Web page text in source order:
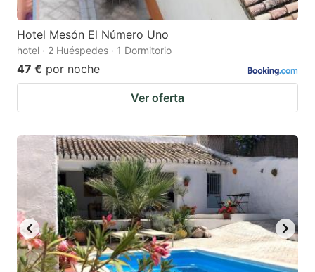
Hotel Mesón El Número Uno
hotel · 2 Huéspedes · 1 Dormitorio
47 € por noche
Ver oferta